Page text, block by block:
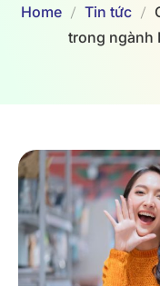
Home Tin tức
trong ngành